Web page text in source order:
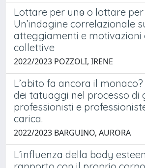
Lottare per unɘ o lottare
Un’indagine correlazionale
atteggiamenti e motivazioni
collettive
2022/2023 POZZOLI, IRENE
L’abito fa ancora il monaco?
dei tatuaggi nel processo di
professionisti e
carica.
2022/2023 BARGUINO, AURORA
L’influenza della body